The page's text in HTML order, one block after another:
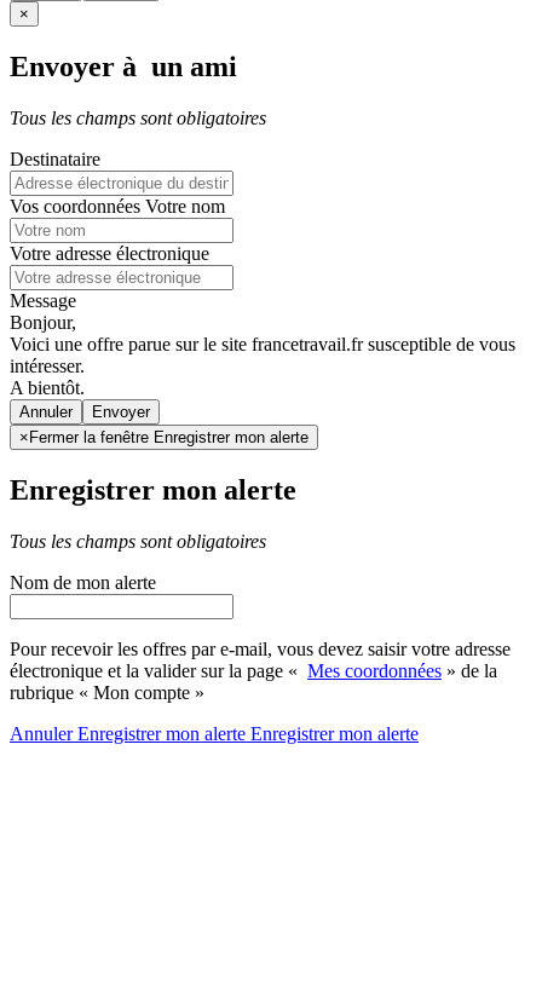
×
Envoyer à un ami
Tous les champs sont obligatoires
Destinataire
Vos coordonnées Votre nom
Votre adresse électronique
Message
Bonjour,
Voici une offre parue sur le site francetravail.fr susceptible de vous
intéresser.
A bientôt.
Annuler
× Fermer la fenêtre Enregistrer mon alerte
Enregistrer mon alerte
Tous les champs sont obligatoires
Nom de mon alerte
Pour recevoir les offres par e-mail, vous devez saisir votre adresse
électronique et la valider sur la page « Mes coordonnées » de la
rubrique « Mon compte »
AnnulerEnregistrer mon alerte Enregistrermon alerte